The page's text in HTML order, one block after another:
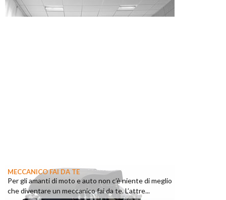
MECCANICO FAI DA TE
Per gli amanti di moto e auto non c’è niente di meglio
che diventare un meccanico fai da te. L’attre...